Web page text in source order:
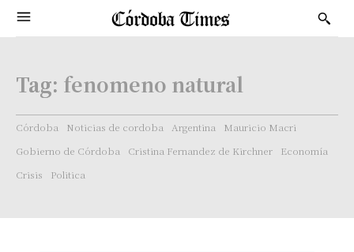
Tag: fenomeno natural
Córdoba Noticias de cordoba Argentina
Mauricio Macri
Gobierno de Córdoba
Cristina Fernandez de Kirchner
Economía
Crisis
Politica